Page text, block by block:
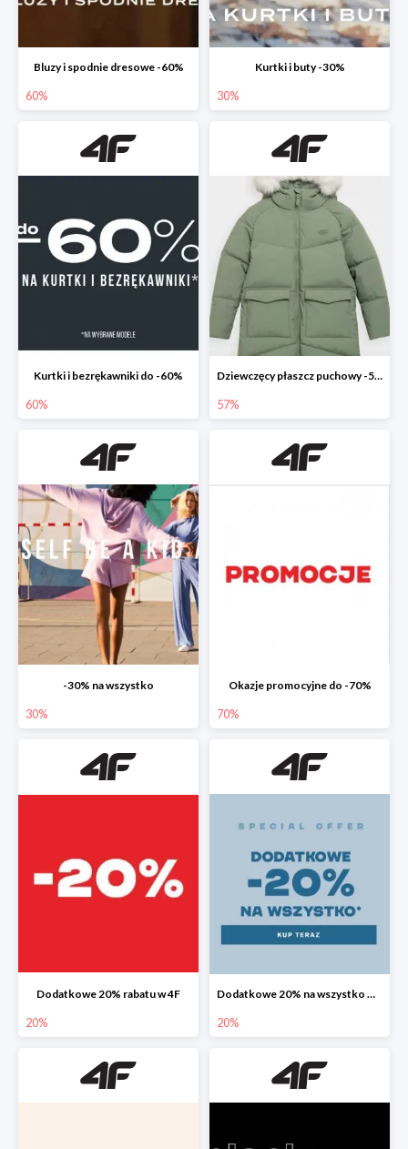
Bluzy i spodnie dresowe -60%
60%
Kurtki i buty -30%
30%
Kurtki i bezrękawniki do -60%
60%
Dziewczęcy płaszcz puchowy -57%
57%
-30% na wszystko
30%
Okazje promocyjne do -70%
70%
Dodatkowe 20% rabatu w 4F
20%
Dodatkowe 20% na wszystko w 4F
20%